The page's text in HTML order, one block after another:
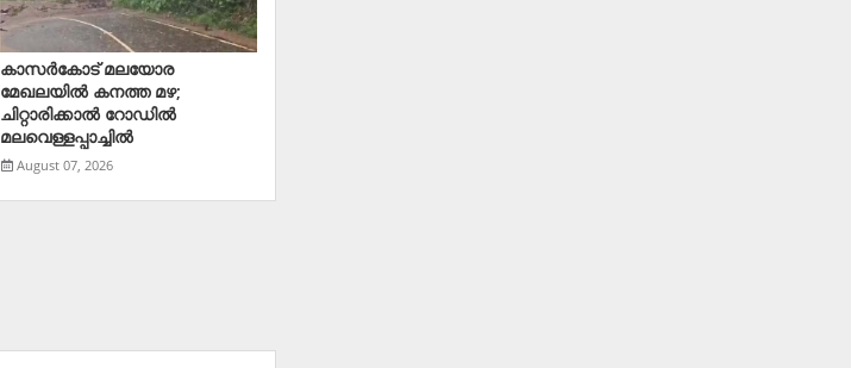
കാസര്‍കോട് മലയോര
മേഖലയില്‍ കനത്ത മഴ;
ചിറ്റാരിക്കാല്‍ റോഡില്‍
മലവെള്ളപ്പാച്ചില്‍
August 07, 2026